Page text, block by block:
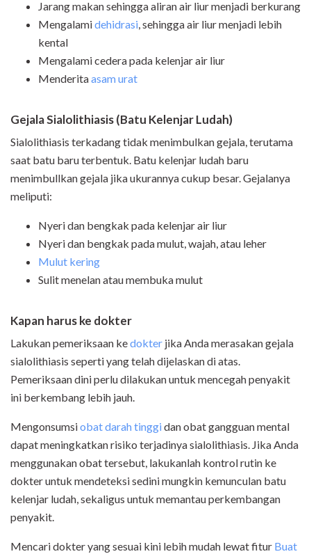
Jarang makan sehingga aliran air liur menjadi berkurang
Mengalamidehidrasi, sehingga air liur menjadi lebih
kental
Mengalami cedera pada kelenjar air liur
Menderitaasam urat
GejalaSialolithiasis(Batu Kelenjar Ludah)
Sialolithiasis terkadang tidak menimbulkan gejala, terutama
saat batu baru terbentuk. Batu kelenjar ludah baru
menimbullkan gejala jika ukurannya cukup besar. Gejalanya
meliputi:
Nyeri dan bengkak pada kelenjar air liur
Nyeri dan bengkak pada mulut, wajah, atau leher
Mulut kering
Sulit menelan atau membuka mulut
Kapan harus ke dokter
Lakukan pemeriksaan kedokter jika Anda merasakan gejala
sialolithiasis seperti yang telah dijelaskan di atas.
Pemeriksaan dini perlu dilakukan untuk mencegah penyakit
ini berkembang lebih jauh.
Mengonsumsiobat darah tinggidan obat gangguan mental
dapat meningkatkan risiko terjadinya sialolithiasis. Jika Anda
menggunakan obat tersebut, lakukanlah kontrol rutin ke
dokter untuk mendeteksi sedini mungkin kemunculan batu
kelenjar ludah, sekaligus untuk memantau perkembangan
penyakit.
Mencari dokter yang sesuai kini lebih mudah lewatfitur Buat